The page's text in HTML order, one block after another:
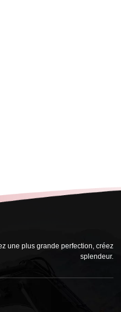
une plus grande perfection, créez
splendeur.